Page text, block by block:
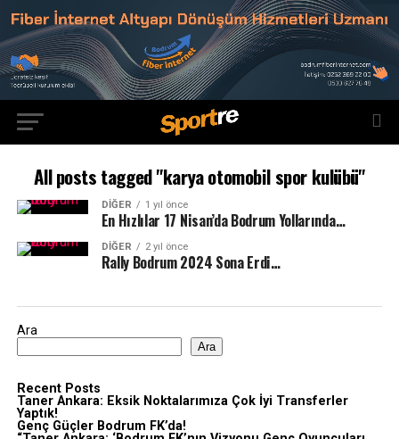
All posts tagged "karya otomobil spor kulübü"
DIĞER 1 yıl önce
En Hızlılar 17 Nisan’da Bodrum Yollarında…
DIĞER 2 yıl önce
Rally Bodrum 2024 Sona Erdi…
Ara
Ara
Recent Posts
Taner Ankara: Eksik Noktalarımıza Çok İyi Transferler
Yaptık!
Genç Güçler Bodrum FK’da!